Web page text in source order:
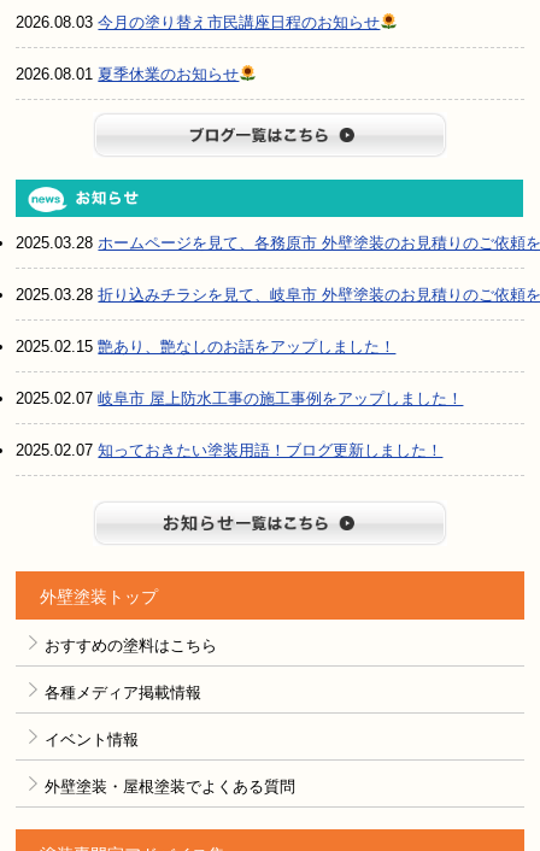
2026.08.03今月の塗り替え市民講座日程のお知らせ
2026.08.01 夏季休業のお知らせ
2025.03.28ホームページを見て、各務原市 外壁塗装のお見積りのご依頼
2025.03.28折り込みチラシを見て、岐阜市 外壁塗装のお見積りのご依頼
2025.02.15艶あり、艶なしのお話をアップしました！
2025.02.07岐阜市 屋上防水工事の施工事例をアップしました！
2025.02.07知っておきたい塗装用語！ブログ更新しました！
外壁塗装トップ
おすすめの塗料はこちら
各種メディア掲載情報
イベント情報
外壁塗装・屋根塗装でよくある質問